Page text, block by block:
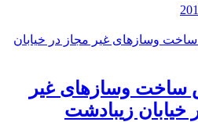
ساخت وسازهای غیر
خیابان زیبادشت